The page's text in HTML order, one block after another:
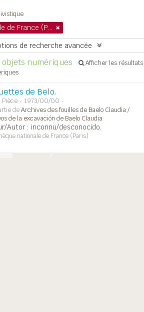
Bibliothèque nationale de France (Paris)
de recherche avancée
numériques
Afficher les résultats
de Belo.
Pièce
1973/00/00
deArchives des fouilles de Baelo Claudia /
de la excavación de Baelo Claudia
Autor : inconnu/desconocido.
nationale de France (Paris)